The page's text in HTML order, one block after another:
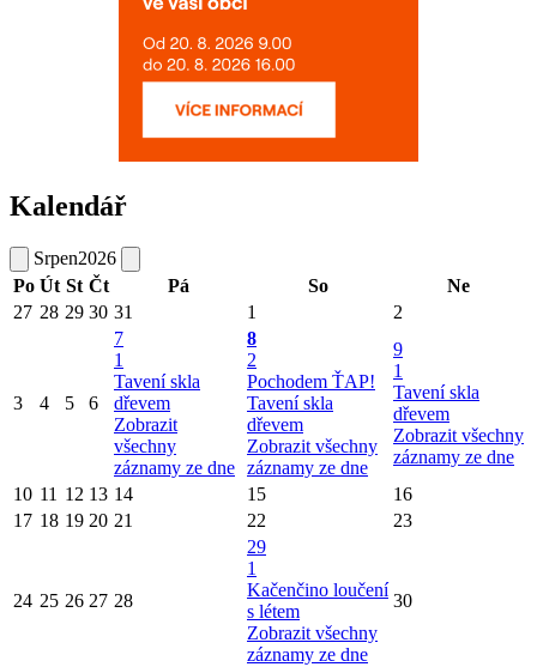
Kalendář
Srpen2026
Po Út St Čt Pá So
Ne
27 28 29 30 31 1 2
3 4 5 6
7
1
Tavení skla
dřevem
Zobrazit
všechny
záznamy ze dne
8
2
Pochodem ŤAP!
Tavení skla
dřevem
Zobrazit všechny
záznamy ze dne
9
1
Tavení skla
dřevem
Zobrazit všechny
záznamy ze dne
10 11 12 13 14 15
16
17 18 19 20 21 22 23
24 25 26 27 28
29
1
Kačenčino loučení
s létem
Zobrazit všechny
záznamy ze dne
30